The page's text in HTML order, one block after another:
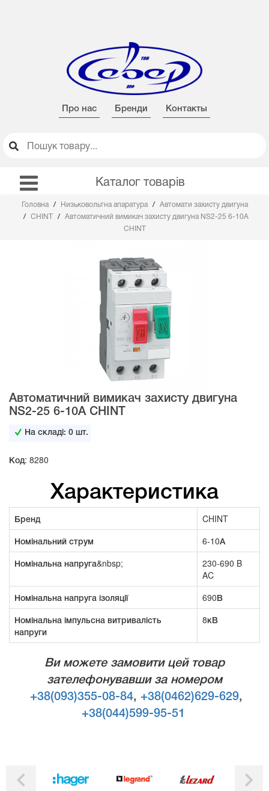
Про нас Бренди Контакты
Каталог товарів
Головна Низьковольтна апаратура
Автомати захисту двигуна
CHINT
Автоматичний вимикач захисту двигуна NS2-25 6-10А
CHINT
Автоматичний вимикач захисту двигуна
NS2-25 6-10А CHINT
На складі:0 шт.
Код: 8280
Характеристика
Бренд
CHINT
Номінальний струм
6-10А
Номінальна напруга&nbsp;
230-690 B
AC
Номінальна напруга ізоляції
690В
Номінальна імпульсна витривалість
напруги
8кВ
Ви можете замовити цей товар
зателефонувавши за номером
+38(093)355-08-84, +38(0462)629-629,
+38(044)599-95-51